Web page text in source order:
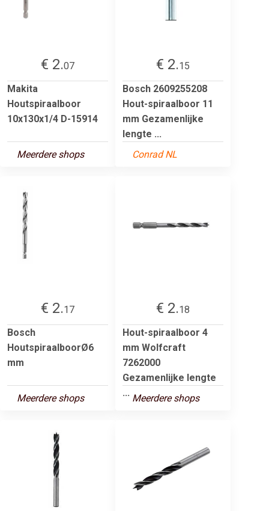
€ 2.07
Makita
Houtspiraalboor
10x130x1/4 D-15914
Meerdere shops
€ 2.15
Bosch 2609255208
Hout-spiraalboor 11
mm Gezamenlijke
lengte ...
Conrad NL
€ 2.17
Bosch
HoutspiraalboorØ6
mm
Meerdere shops
€ 2.18
Hout-spiraalboor 4
mm Wolfcraft
7262000
Gezamenlijke lengte
... Meerdere shops